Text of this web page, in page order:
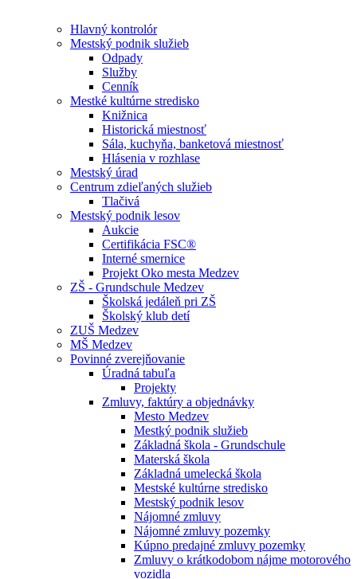
Hlavný kontrolór
Mestský podnik služieb
Odpady
Služby
Cenník
Mestké kultúrne stredisko
Knižnica
Historická miestnosť
Sála, kuchyňa, banketová miestnosť
Hlásenia v rozhlase
Mestský úrad
Centrum zdieľaných služieb
Tlačivá
Mestský podnik lesov
Aukcie
Certifikácia FSC®
Interné smernice
Projekt Oko mesta Medzev
ZŠ - Grundschule Medzev
Školská jedáleň pri ZŠ
Školský klub detí
ZUŠ Medzev
MŠ Medzev
Povinné zverejňovanie
Úradná tabuľa
Projekty
Zmluvy, faktúry a objednávky
Mesto Medzev
Mestký podnik služieb
Základná škola - Grundschule
Materská škola
Základná umelecká škola
Mestské kultúrne stredisko
Mestský podnik lesov
Nájomné zmluvy
Nájomné zmluvy pozemky
Kúpno predajné zmluvy pozemky
Zmluvy o krátkodobom nájme motorového
vozidla